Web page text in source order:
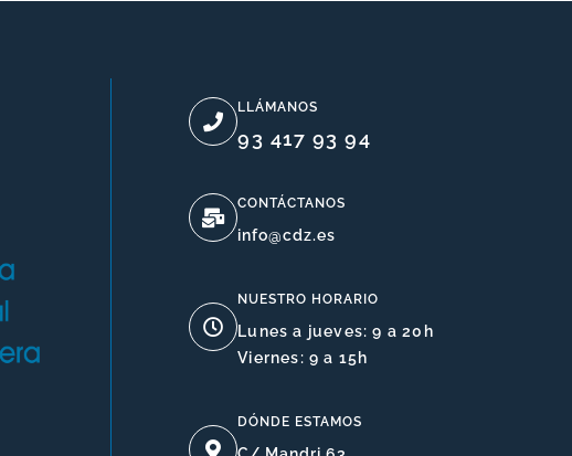
LLÁMANOS
93 417 93 94
CONTÁCTANOS
info@cdz.es
NUESTRO HORARIO
Lunes a jueves: 9 a 20h
Viernes: 9 a 15h
DÓNDE ESTAMOS